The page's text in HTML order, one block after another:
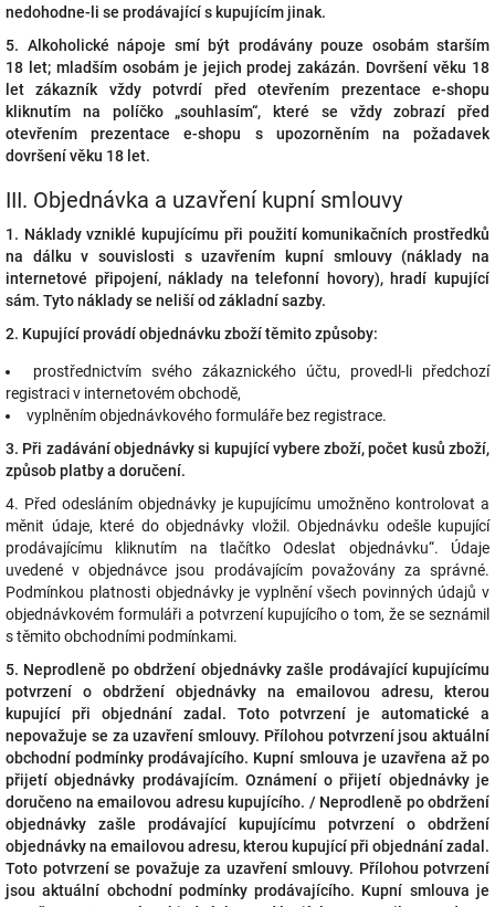
nedohodne-li se prodávající s kupujícím jinak.
5. Alkoholické nápoje smí být prodávány pouze osobám starším
18 let; mladším osobám je jejich prodej zakázán. Dovršení věku 18
let zákazník vždy potvrdí před otevřením prezentace e-shopu
kliknutím na políčko „souhlasím“, které se vždy zobrazí před
otevřením prezentace e-shopu s upozorněním na požadavek
dovršení věku 18 let.
III. Objednávka a uzavření kupní smlouvy
1. Náklady vzniklé kupujícímu při použití komunikačních prostředků
na dálku v souvislosti s uzavřením kupní smlouvy (náklady na
internetové připojení, náklady na telefonní hovory), hradí kupující
sám. Tyto náklady se neliší od základní sazby.
2. Kupující provádí objednávku zboží těmito způsoby:
prostřednictvím svého zákaznického účtu, provedl-li předchozí
registraci v internetovém obchodě,
vyplněním objednávkového formuláře bez registrace.
3. Při zadávání objednávky si kupující vybere zboží, počet kusů zboží,
způsob platby a doručení.
4. Před odesláním objednávky je kupujícímu umožněno kontrolovat a
měnit údaje, které do objednávky vložil. Objednávku odešle kupující
prodávajícímu kliknutím na tlačítko Odeslat objednávku“. Údaje
uvedené v objednávce jsou prodávajícím považovány za správné.
Podmínkou platnosti objednávky je vyplnění všech povinných údajů v
objednávkovém formuláři a potvrzení kupujícího o tom, že se seznámil
s těmito obchodními podmínkami.
5. Neprodleně po obdržení objednávky zašle prodávající kupujícímu
potvrzení o obdržení objednávky na emailovou adresu, kterou
kupující při objednání zadal. Toto potvrzení je automatické a
nepovažuje se za uzavření smlouvy. Přílohou potvrzení jsou aktuální
obchodní podmínky prodávajícího. Kupní smlouva je uzavřena až po
přijetí objednávky prodávajícím. Oznámení o přijetí objednávky je
doručeno na emailovou adresu kupujícího. / Neprodleně po obdržení
objednávky zašle prodávající kupujícímu potvrzení o obdržení
objednávky na emailovou adresu, kterou kupující při objednání zadal.
Toto potvrzení se považuje za uzavření smlouvy. Přílohou potvrzení
jsou aktuální obchodní podmínky prodávajícího. Kupní smlouva je